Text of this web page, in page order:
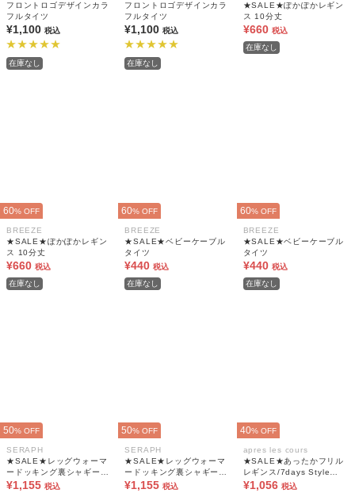
フロントロゴデザインカラ
フルタイツ
¥1,100 税込
在庫なし
フロントロゴデザインカラ
フルタイツ
¥1,100税込
在庫なし
★SALE★ぽかぽかレギン
ス 10分丈
¥660 税込
在庫なし
60% OFF
BREEZE
★SALE★ぽかぽかレギン
ス 10分丈
¥660 税込
在庫なし
60% OFF
BREEZE
★SALE★ベビーケーブル
タイツ
¥440 税込
在庫なし
60% OFF
BREEZE
★SALE★ベビーケーブル
タイツ
¥440 税込
在庫なし
50% OFF
SERAPH
★SALE★レッグウォーマ
ードッキング裏シャギーレ
ギンス 10分丈
¥1,155 税込
50% OFF
SERAPH
★SALE★レッグウォーマ
ードッキング裏シャギーレ
ギンス 10分丈
¥1,155 税込
40% OFF
apres les cours
★SALE★あったかフリル
レギンス/7days Style
pants 10分丈
¥1,056 税込